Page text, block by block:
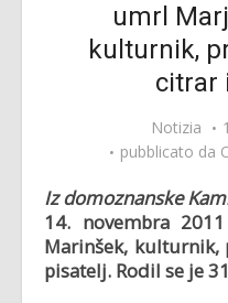
umrl
kulturnik,
citrar
Notizia
pubblicato da
Iz domoznanske
14. novembra
Marinšek,
pisatelj. Rodil se je